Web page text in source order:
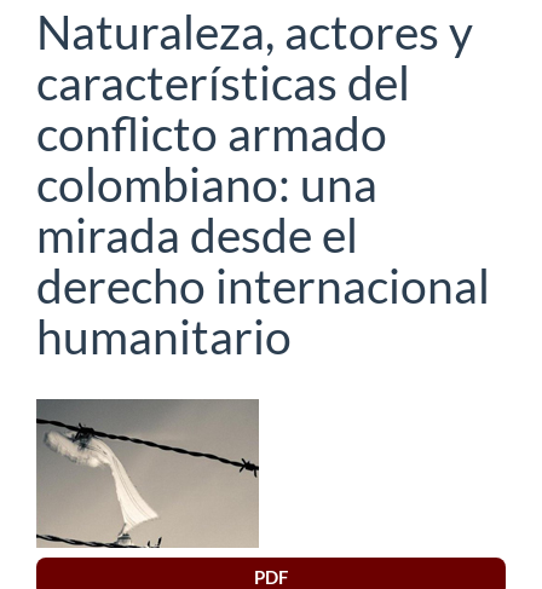
Naturaleza, actores y
características del
conflicto armado
colombiano: una
mirada desde el
derecho internacional
humanitario
Barra
lateral
del
artículo
PDF